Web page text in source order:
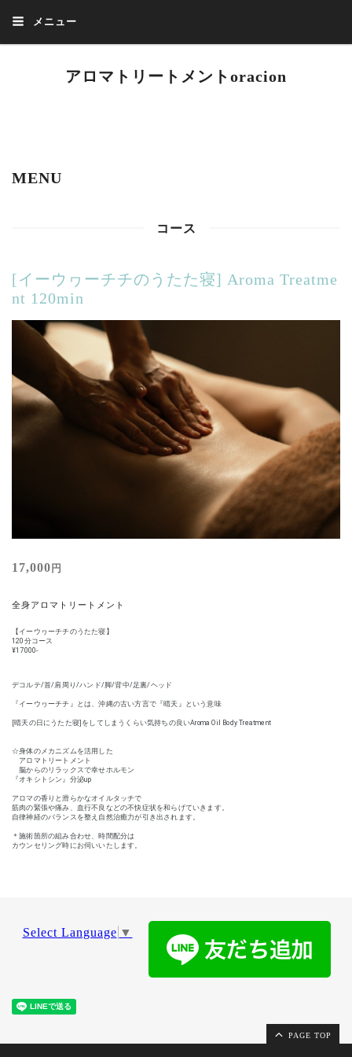
メニュー
アロマトリートメントoracion
MENU
コース
[イーウヮーチチのうたた寝] Aroma Treatme
nt 120min
17,000 円
全身アロマトリートメント
【イーウヮーチチのうたた寝】
120分コース
¥17000-
デコルテ/首/肩周り/ハンド/脚/背中/足裏/ヘッド
『イーウヮーチチ』とは、沖縄の古い方言で『晴天』という意味
[晴天の日にうたた寝]をしてしまうくらい気持ちの良いAroma Oil Body Treatment
☆身体のメカニズムを活用した
アロマトリートメント
脳からのリラックスで幸せホルモン
『オキシトシン』分泌up
アロマの香りと滑らかなオイルタッチで
筋肉の緊張や痛み、血行不良などの不快症状を和らげていきます。
自律神経のバランスを整え自然治癒力が引き出されます。
＊施術箇所の組み合わせ、時間配分は
カウンセリング時にお伺いいたします。
Select Language ▼
PAGE TOP